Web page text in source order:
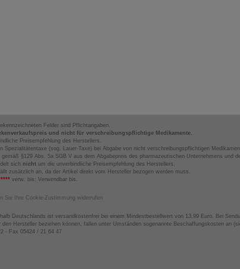
Felder sind Pflichtangaben.
und nicht für verschreibungspflichtige Medikamente.
Preisempfehlung des Herstellers.
(sog. Lauer-Taxe) bei Abgabe von nicht verschreibungspflichtigen
§129 Abs. 5a SGB V aus dem Abgabepreis des pharmazeutischen Unternehmens und
sich nicht um die unverbindliche Preisempfehlung des Herstellers.
zusätzlich an, da der Artikel direkt vom Hersteller bezogen werden muss.
verw. bis: Verwendbar bis.
Sie Ihre Cookie-Zustimmung widerrufen
Deutschlands ist versandkostenfrei bei einem Mindestbestellwert von 13,99 Euro. Bei
Hersteller beziehen können, fallen unter Umständen sogenannte Beschaffungskosten an
- Fax 05424 / 21 64 47